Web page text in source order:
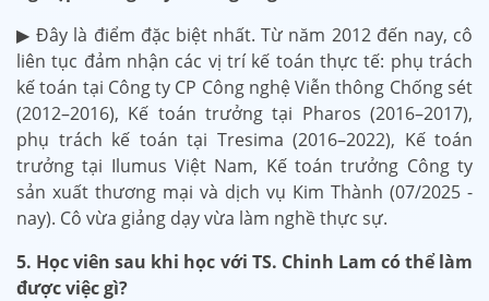
▶ Đây là điểm đặc biệt nhất. Từ năm 2012 đến nay, cô
liên tục đảm nhận các vị trí kế toán thực tế: phụ trách
kế toán tại Công ty CP Công nghệ Viễn thông Chống sét
(2012–2016), Kế toán trưởng tại Pharos (2016–2017),
phụ trách kế toán tại Tresima (2016–2022), Kế toán
trưởng tại Ilumus Việt Nam, Kế toán trưởng Công ty
sản xuất thương mại và dịch vụ Kim Thành (07/2025 -
nay). Cô vừa giảng dạy vừa làm nghề thực sự.
5. Học viên sau khi học với TS. Chinh Lam có thể làm
được việc gì?